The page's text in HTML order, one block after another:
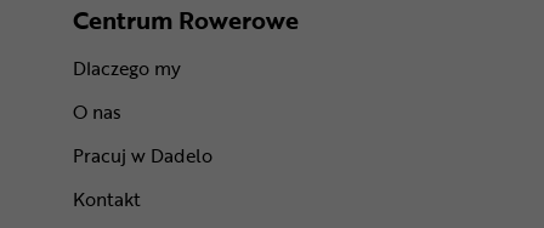
Centrum Rowerowe
Dlaczego my
O nas
Pracuj w Dadelo
Kontakt